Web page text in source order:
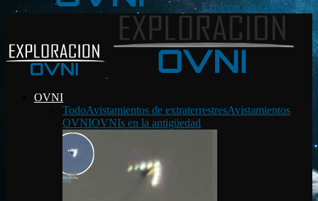
Exploración OVNI
OVNI
TodoAvistamientos de extraterrestresAvistamientos
OVNIOVNIs en la antigüedad